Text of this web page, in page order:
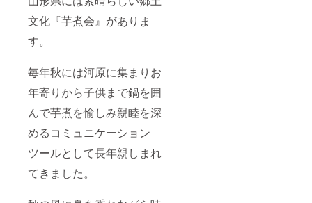
文化『芋煮会』がありま
す。
毎年秋には河原に集まりお
年寄りから子供まで鍋を囲
んで芋煮を愉しみ親睦を深
めるコミュニケーション
ツールとして長年親しまれ
てきました。